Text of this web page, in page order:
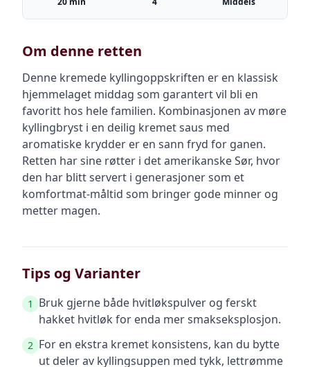
Om denne retten
Denne kremede kyllingoppskriften er en klassisk
hjemmelaget middag som garantert vil bli en
favoritt hos hele familien. Kombinasjonen av møre
kyllingbryst i en deilig kremet saus med
aromatiske krydder er en sann fryd for ganen.
Retten har sine røtter i det amerikanske Sør, hvor
den har blitt servert i generasjoner som et
komfortmat-måltid som bringer gode minner og
metter magen.
Tips og Varianter
1
Bruk gjerne både hvitløkspulver og ferskt
hakket hvitløk for enda mer smakseksplosjon.
2 For en ekstra kremet konsistens, kan du bytte
ut deler av kyllingsuppen med tykk, lettrømme